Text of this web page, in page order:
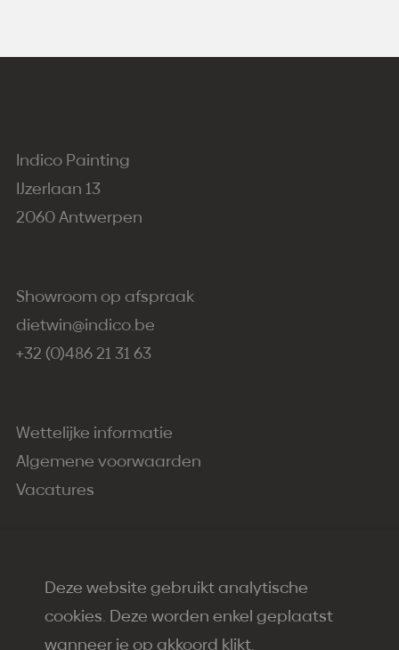
Deze website gebruikt analytische
cookies. Deze worden enkel geplaatst
wanneer je op akkoord klikt.
Indico Painting
IJzerlaan 13
2060 Antwerpen
Showroom op afspraak
dietwin@indico.be
+32 (0)486 21 31 63
Wettelijke informatie
Algemene voorwaarden
Vacatures
2026Indico Painting